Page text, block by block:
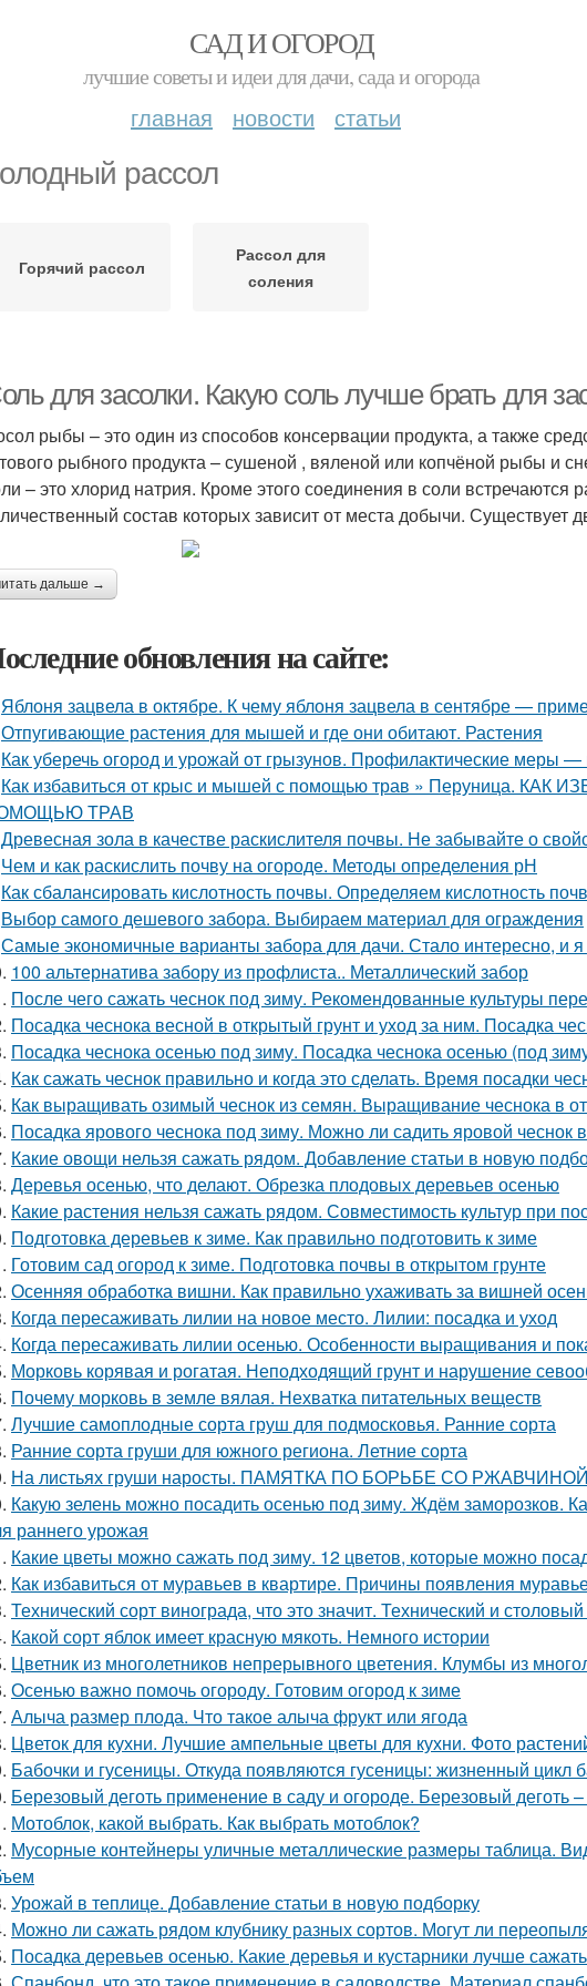
САД И ОГОРОД
лучшие советы и идеи для дачи, сада и огорода
главная новости статьи
рассол
Горячий рассол
Рассол для
соления
для засолки. Какую соль лучше брать для
рыбы – это один из способов консервации продукта, а также
рыбного продукта – сушеной , вяленой или копчёной рыбы и
– это хлорид натрия. Кроме этого соединения в соли встречаются
состав которых зависит от места добычи. Существует
дальше →
обновления на сайте:
Яблоня зацвела в октябре. К чему яблоня зацвела в сентябре —
Отпугивающие растения для мышей и где они обитают. Растения
Как уберечь огород и урожай от грызунов. Профилактические меры —
Как избавиться от крыс и мышей с помощью трав » Перуница.
ТРАВ
Древесная зола в качестве раскислителя почвы. Не забывайте о
Чем и как раскислить почву на огороде. Методы определения рН
Как сбалансировать кислотность почвы. Определяем кислотность
Выбор самого дешевого забора. Выбираем материал для ограждения
Самые экономичные варианты забора для дачи. Стало интересно, и
100 альтернатива забору из профлиста.. Металлический забор
После чего сажать чеснок под зиму. Рекомендованные культуры
Посадка чеснока весной в открытый грунт и уход за ним. Посадка
Посадка чеснока осенью под зиму. Посадка чеснока осенью (под
Как сажать чеснок правильно и когда это сделать. Время посадки
Как выращивать озимый чеснок из семян. Выращивание чеснока в
Посадка ярового чеснока под зиму. Можно ли садить яровой чеснок
Какие овощи нельзя сажать рядом. Добавление статьи в новую
Деревья осенью, что делают. Обрезка плодовых деревьев осенью
Какие растения нельзя сажать рядом. Совместимость культур при
Подготовка деревьев к зиме. Как правильно подготовить к зиме
Готовим сад огород к зиме. Подготовка почвы в открытом грунте
Осенняя обработка вишни. Как правильно ухаживать за вишней
Когда пересаживать лилии на новое место. Лилии: посадка и уход
Когда пересаживать лилии осенью. Особенности выращивания и
Морковь корявая и рогатая. Неподходящий грунт и нарушение
Почему морковь в земле вялая. Нехватка питательных веществ
Лучшие самоплодные сорта груш для подмосковья. Ранние сорта
Ранние сорта груши для южного региона. Летние сорта
На листьях груши наросты. ПАМЯТКА ПО БОРЬБЕ СО
Какую зелень можно посадить осенью под зиму. Ждём заморозков.
раннего урожая
Какие цветы можно сажать под зиму. 12 цветов, которые можно
Как избавиться от муравьев в квартире. Причины появления
Технический сорт винограда, что это значит. Технический и
Какой сорт яблок имеет красную мякоть. Немного истории
Цветник из многолетников непрерывного цветения. Клумбы из
Осенью важно помочь огороду. Готовим огород к зиме
Алыча размер плода. Что такое алыча фрукт или ягода
Цветок для кухни. Лучшие ампельные цветы для кухни. Фото
Бабочки и гусеницы. Откуда появляются гусеницы: жизненный цикл
Березовый деготь применение в саду и огороде. Березовый деготь
Мотоблок, какой выбрать. Как выбрать мотоблок?
Мусорные контейнеры уличные металлические размеры таблица.
Урожай в теплице. Добавление статьи в новую подборку
Можно ли сажать рядом клубнику разных сортов. Могут ли
Посадка деревьев осенью. Какие деревья и кустарники лучше